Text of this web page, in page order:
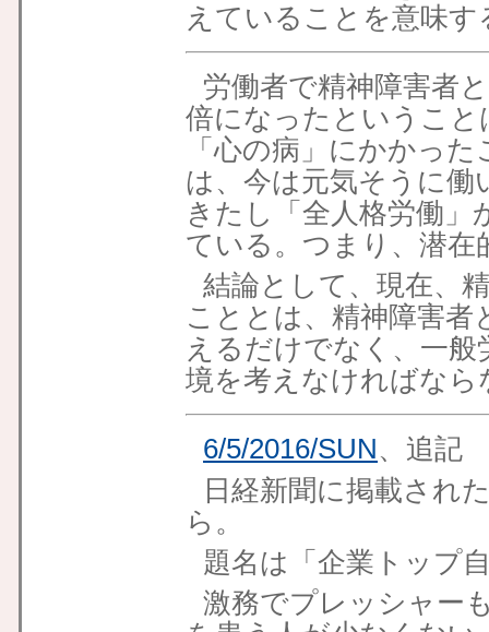
えていることを意味
労働者で精神障害者
倍になったというこ
「心の病」にかかっ
は、今は元気そうに働
きたし「全人格労働」
ている。つまり、潜在
結論として、現在、
こととは、精神障害者
えるだけでなく、一
境を考えなければなら
6/5/2016/SUN、追記
日経新聞に掲載され
ら。
題名は「企業トップ
激務でプレッシャー